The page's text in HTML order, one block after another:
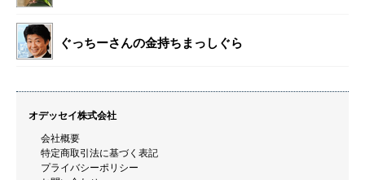
ぐっちーさんの金持ちまっしぐら
オデッセイ株式会社
会社概要
特定商取引法に基づく表記
プライバシーポリシー